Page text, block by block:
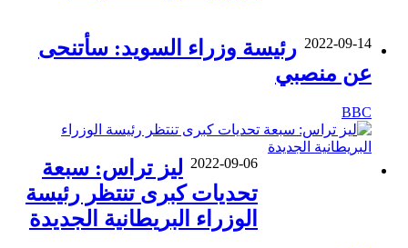
2022-09-14 رئيسة وزراء السويد: سأتنحى
عن منصبي
BBC
2022-09-06 ليز تراس: سبعة
تحديات كبرى تنتظر رئيسة
الوزراء البريطانية الجديدة